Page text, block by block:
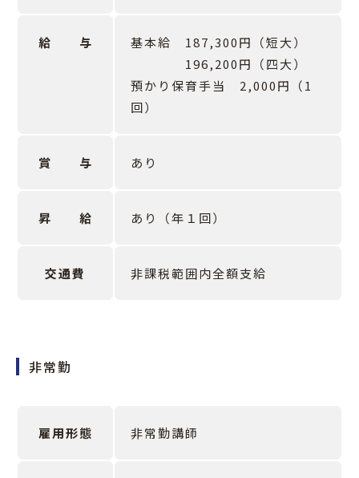
給 与
基本給 187,300円（短大）
196,200円（四大）
預かり保育手当 2,000円（1
回）
賞 与 あり
昇 給 あり（年１回）
交通費 非課税範囲内全額支給
非常勤
雇用形態 非常勤講師